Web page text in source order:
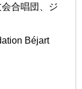
合唱団、ジ
Béjart